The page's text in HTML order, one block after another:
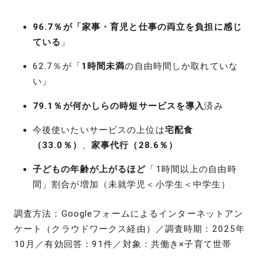
96.7％が「家事・育児と仕事の両立を負担に感じ
ている 」
62.7％が「 1時間未満の自由時間しか取れていな
い」
79.1％が何かしらの時短サービスを導入済み
今後使いたいサービスの上位は宅配食
（33.0％）
、 家事代行（28.6％）
子どもの年齢が上がるほど 「1時間以上の自由時
間」割合が増加（未就学児＜小学生＜中学生）
調査方法：Googleフォームによるインターネットアン
ケート（クラウドワークス経由）／調査時期：2025年
10月／有効回答：91件／対象：共働き×子育て世帯